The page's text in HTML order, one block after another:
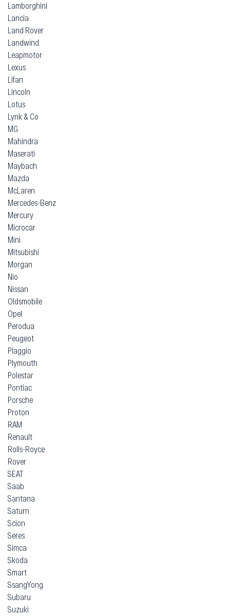
Lamborghini
Lancia
Land Rover
Landwind
Leapmotor
Lexus
Lifan
Lincoln
Lotus
Lynk & Co
MG
Mahindra
Maserati
Maybach
Mazda
McLaren
Mercedes-Benz
Mercury
Microcar
Mini
Mitsubishi
Morgan
Nio
Nissan
Oldsmobile
Opel
Perodua
Peugeot
Piaggio
Plymouth
Polestar
Pontiac
Porsche
Proton
RAM
Renault
Rolls-Royce
Rover
SEAT
Saab
Santana
Saturn
Scion
Seres
Simca
Skoda
Smart
SsangYong
Subaru
Suzuki